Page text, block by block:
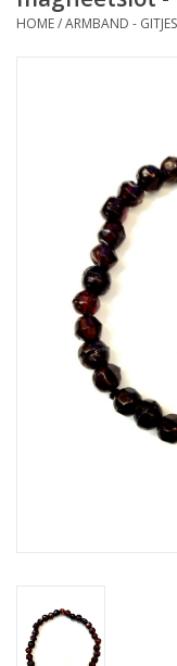
Occasions
Merken
Cadeaukaarten
HOME/ARMBAND -